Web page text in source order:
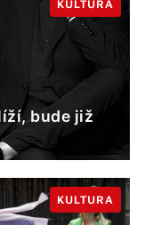
bude již
KULTURA
KULTURA